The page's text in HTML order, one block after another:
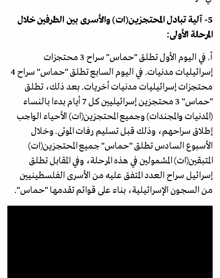
5- آلية تبادل المحتجزين(ات) والأسرى بين الطرفين خلال
المرحلة الأولى:
أ. في اليوم الأول تطلق "حماس" سراح 3 محتجزات
إسرائيليات مدنيات. في اليوم السابع تطلق "حماس" سراح 4
محتجزات إسرائيليات مدنيات أخريات. بعد ذلك، تطلق
"حماس" 3 محتجزين إسرائيليين كل 7 أيام بدءا بالنساء
(المدنيات والمجندات) وجميع المحتجزين(ات) الأحياء الواجب
إطلاق سراحهم، وذلك قبل تسليم رفات الموتى. وخلال
الأسبوع السادس تطلق "حماس" جميع المحتجزين(ات)
المتبقين(ات) المشمولين في هذه المرحلة، وفي المقابل تطلق
إسرائيل سراح العدد المتفق عليه من الأسرى الفلسطينيين
من السجون الإسرائيلية، بناء على قوائم تقدمها "حماس".